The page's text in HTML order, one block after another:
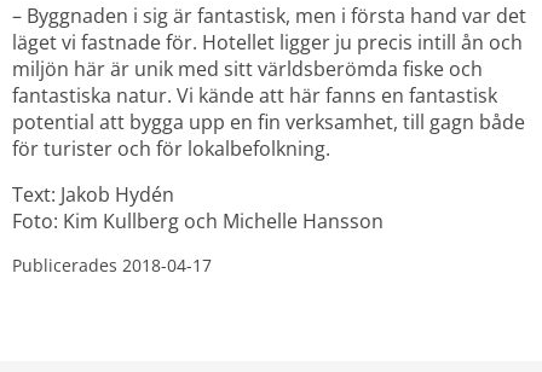
– Byggnaden i sig är fantastisk, men i första hand var det
läget vi fastnade för. Hotellet ligger ju precis intill ån och
miljön här är unik med sitt världsberömda fiske och
fantastiska natur. Vi kände att här fanns en fantastisk
potential att bygga upp en fin verksamhet, till gagn både
för turister och för lokalbefolkning.
Text: Jakob Hydén
Foto: Kim Kullberg och Michelle Hansson
Publicerades 2018-04-17